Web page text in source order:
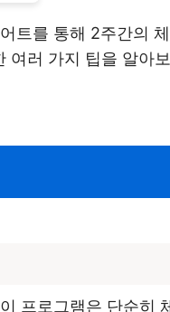
트를 통해 2주간의
여러 가지 팁을 알아
프로그램은 단순히